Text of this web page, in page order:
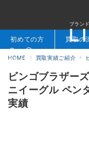
ブラン
検索 お問合せ
初めての方 買取の
HOME 買取実績ご紹介
ビンゴブラザー
ニイーグル ペン
実績